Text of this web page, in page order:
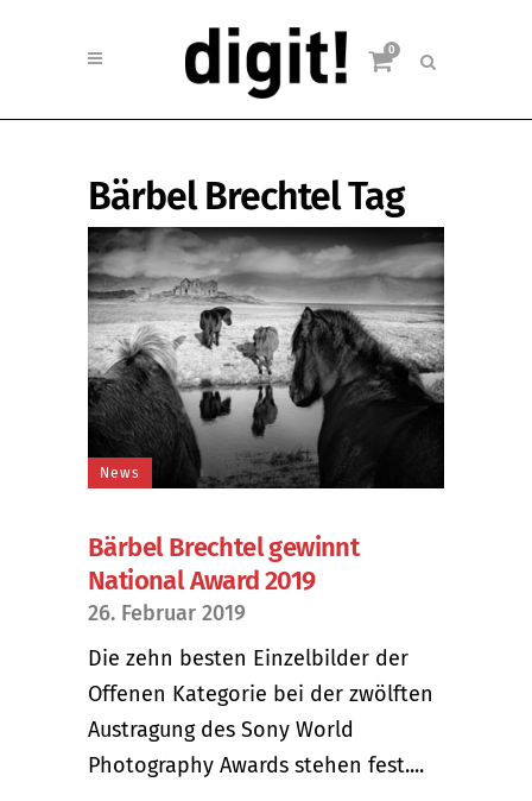
0
Bärbel Brechtel Tag
News
Bärbel Brechtel gewinnt
National Award 2019
26. Februar 2019
Die zehn besten Einzelbilder der
Offenen Kategorie bei der zwölften
Austragung des Sony World
Photography Awards stehen fest....